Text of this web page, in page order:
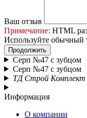
Ваш отзыв
Примечание: HTML
Используйте обычный
Продолжить
Серп №47 с зубцом
Серп №47 с зубцом
ТД Строй Комплект
Информация
О компании